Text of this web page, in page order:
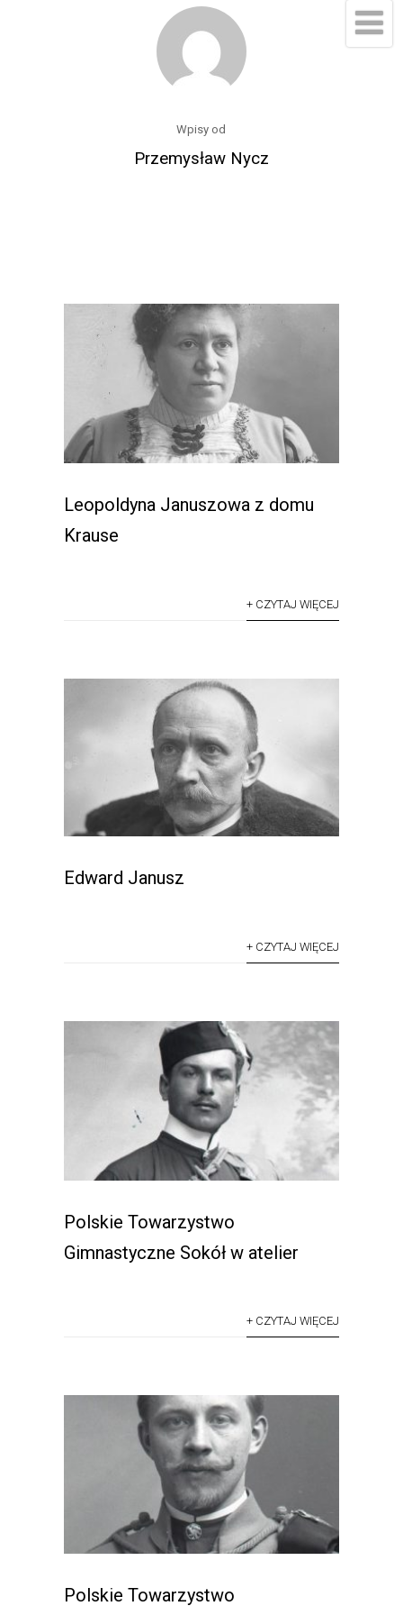
Wpisy od
Przemysław Nycz
Leopoldyna Januszowa z domu
Krause
+ CZYTAJ WIĘCEJ
Edward Janusz
+ CZYTAJ WIĘCEJ
Polskie Towarzystwo
Gimnastyczne Sokół w atelier
+ CZYTAJ WIĘCEJ
Polskie Towarzystwo